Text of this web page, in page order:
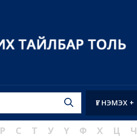
ҮГ НЭМЭХ +
Р С Т У Ү Ф Х Ц Ч